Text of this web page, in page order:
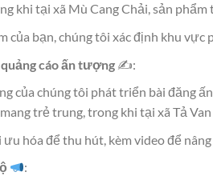
khi tại xã Mù Cang Chải, sản
của bạn, chúng tôi xác định khu
cáo ấn tượng✍️:
của chúng tôi phát triển bài đăng
trẻ trung, trong khi tại xã Tả
hóa để thu hút, kèm video để nâng
: